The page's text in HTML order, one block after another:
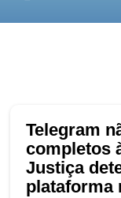
Telegram
completos
Justiça
plataforma